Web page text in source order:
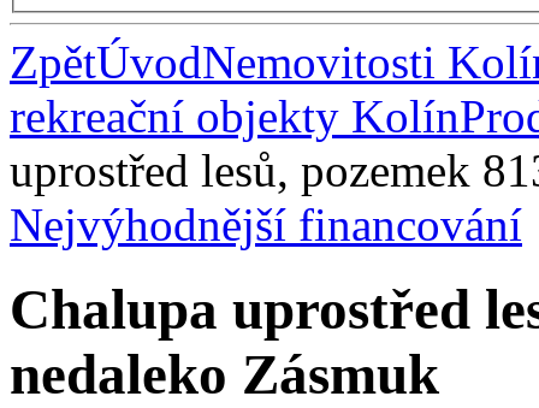
ZpětÚvodNemovitosti
rekreační objekty Kolín
uprostřed lesů, pozemek
Nejvýhodnější financování
Chalupa uprostřed
nedaleko Zásmuk